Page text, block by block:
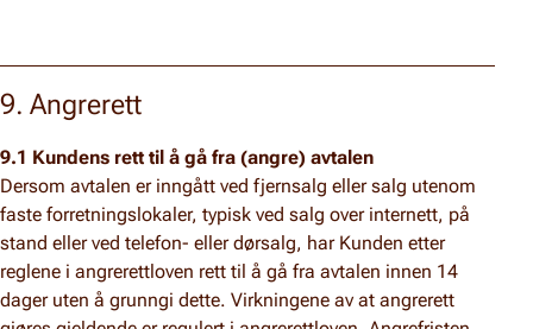
9. Angrerett
9.1 Kundens rett til å gå fra (angre) avtalen
Dersom avtalen er inngått ved fjernsalg eller salg utenom
faste forretningslokaler, typisk ved salg over internett, på
stand eller ved telefon- eller dørsalg, har Kunden etter
reglene i angrerettloven rett til å gå fra avtalen innen 14
dager uten å grunngi dette. Virkningene av at angrerett